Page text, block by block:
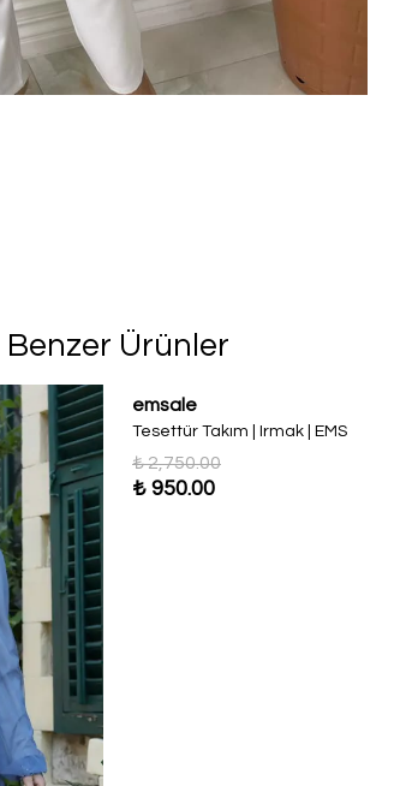
Benzer Ürünler
emsale
Tesettür Takım | Irmak | EMS
₺ 2,750.00
₺ 950.00